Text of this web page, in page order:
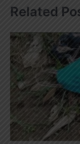
Related